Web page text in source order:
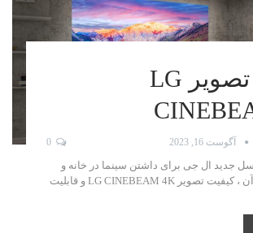
کیفیت تصویر LG
آگوست 16, 2023 0
جدید ال جی برای داشتن سینما در خانه و
کیفیت مناسب آن ، کیفیت تصویر LG CINEBEAM 4K و قابلیت